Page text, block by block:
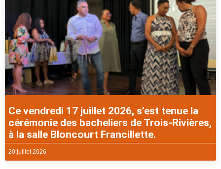
Ce vendredi 17 juillet 2026, s’est tenue la
cérémonie des bacheliers de Trois-Rivières,
à la salle Bloncourt Francillette.
20 juillet 2026